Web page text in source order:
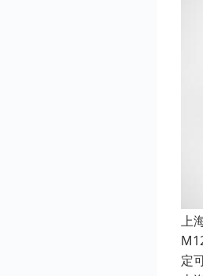
上
定